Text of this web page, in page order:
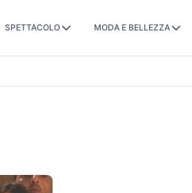
SPETTACOLO MODA E BELLEZZA